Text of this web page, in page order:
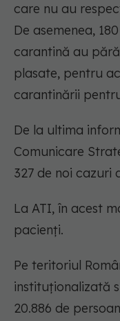
care nu au
De asemenea,
carantină au
plasate, pentru
carantinării
De la ultima
Comunicare
327 de noi cazuri
La ATI, în acest
pacienți.
Pe teritoriul
instituționalizată
20.886 de